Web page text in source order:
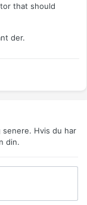
that should
der.
Hvis du har
din.